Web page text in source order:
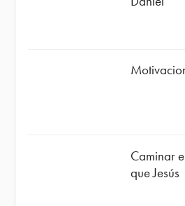
Caminar
que Jesús